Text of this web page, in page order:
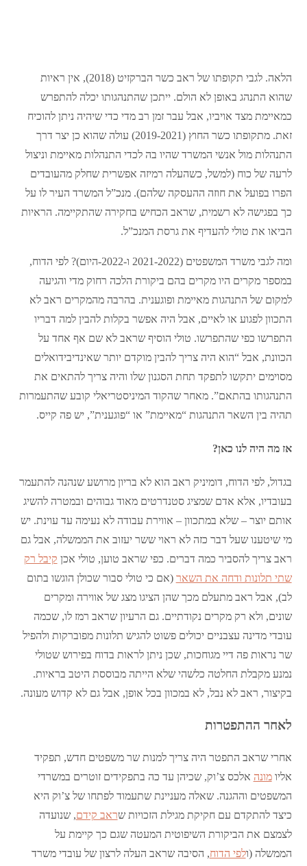
הלאה. לגבי תקופתו של ראב כשר הברקזיט (2018), אין ראיות
שהוא התנהג באופן לא הולם. ייתכן שהתנהגותו יכלה להתפרש
כמאיימת מצד אויביו, אבל עבר זמן רב מדי כדי שיהיה ניתן להוכיח
זאת. מתקופתו כשר החוץ (2019-2021) עולה שהוא כן יצר דרך
התנהלות מול אנשי המשרד שהיו בה לכדי התנהלות מאיימת וניצול
לרעה של כוח (למשל, כשהעלה רמיזה אפשרית שחלק מהעובדים
הפרו בפועל את חוזה ההעסקה שלהם). מנכ”ל המשרד העיר לו על
כך בפגישה לא רשמית, שראב הכחיש בחקירה שהתקיימה. הראיות
הביאו את טולי להעדיף את גרסת המנכ”ל.
ומה לגבי משרד המשפטים (2021-2022 ו-2022-היום)? לפי הדוח,
במספר מקרים היו מקרים בהם ביקורת הלכה רחוק מדי והגיעה
למקום של התנהגות מאיימת ופוגענית. בהרבה מהמקרים ראב לא
התכוון לפגוע או לאיים, אבל היה אפשר בקלות להבין למה דבריו
התפרשו כפי שהתפרשו. טולי הוסיף שראב לא שם אף אחד על
הכוונת, אבל “הוא היה צריך להבין מוקדם יותר שאינדיבידואלים
מסוימים יתקשו לתפקד תחת הסגנון שלו והיה צריך להתאים את
התנהגותו בהתאם”. מאחר שהקוד המיניסטריאלי קובע שהתעמרות
תהיה בין השאר התנהגות “מאיימת” או “פוגענית”, יש פה קייס.
אז מה היה לנו כאן?
בגדול, לפי הדוח, דומיניק ראב הוא לא בריון מרושע שנהנה להתעמר
בעובדיו, אלא אדם שמציג סטנדרטים מאוד גבוהים ובמטרה להשיג
אותם יוצר – שלא במתכוון – אווירת עבודה לא נעימה עד עוינת. יש
מי שיטענו שעל דבר כזה לא ראוי ששר יעזוב את הממשלה, אבל גם
ראב צריך להסביר כמה דברים. כפי שראב טוען, טולי אכן קיבל רק
שתי תלונות ודחה את השאר (אם כי טולי סבור שכולן הוגשו בתום
לב), אבל ראב מתעלם מכך שהן הציגו מצג של אווירה ומקרים
שונים, ולא רק מקרים נקודתיים. גם הרעיון שראב רמז לו, שכמה
עובדי מדינה עצבניים יכולים פשוט להגיש תלונות מפוברקות ולהפיל
שר נראות פה דיי מגוחכות, שכן ניתן לראות בדוח בפירוש שטולי
נמנע מקבלת החלטה כלשהי שלא הייתה מבוססת היטב בראיות.
בקיצור, ראב לא נבל, לא במכוון בכל אופן, אבל גם לא קדוש מעונה.
לאחר ההתפטרות
אחרי שראב התפטר היה צריך למנות שר משפטים חדש, תפקיד
אליומונה אלכס צ’וק, שכיהן עד כה בתפקידים זוטרים במשרדי
המשפטים וההגנה. שאלה מעניינת שתעמוד לפתחו של צ’וק היא
כיצד להתקדם עם חקיקת מגילת הזכויות שראב קידם, שנועדה
לצמצם את הביקורת השיפוטית המעטה שגם כך קיימת על
הממשלה (ולפי הדוח, הסיבה שראב העלה לרצון של עובדי משרד